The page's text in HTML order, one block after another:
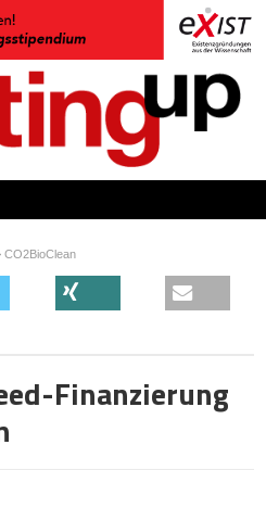
CO2BioClean
Finanzierung